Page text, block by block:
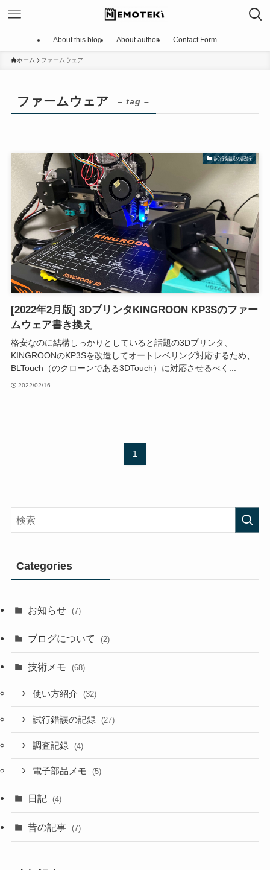
About this blog About author Contact Form
ホーム ファームウェア
ファームウェア – tag –
試行錯誤の記録
[2022年2月版] 3DプリンタKINGROON KP3Sのファー
ムウェア書き換え
格安なのに結構しっかりとしていると話題の3Dプリンタ、
KINGROONのKP3Sを改造してオートレベリング対応するため、
BLTouch（のクローンである3DTouch）に対応させるべく...
2022/02/16
1
Categories
お知らせ (7)
ブログについて (2)
技術メモ (68)
使い方紹介 (32)
試行錯誤の記録 (27)
調査記録 (4)
電子部品メモ (5)
日記 (4)
昔の記事 (7)